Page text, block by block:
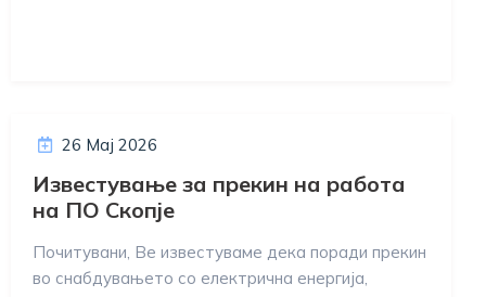
26 Мај 2026
Известување за прекин на работа
на ПО Скопје
Почитувани, Ве известуваме дека поради прекин
во снабдувањето со електрична енергија,